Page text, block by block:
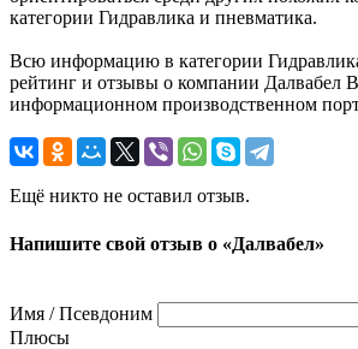
категории Гидравлика и пневматика.
Всю информацию в категории
рейтинг и отзывы о компании Далвабел
информационном производственном
Ещё никто не оставил отзыв.
Напишите свой отзыв о «Далвабел»
Имя / Псевдоним
Плюсы